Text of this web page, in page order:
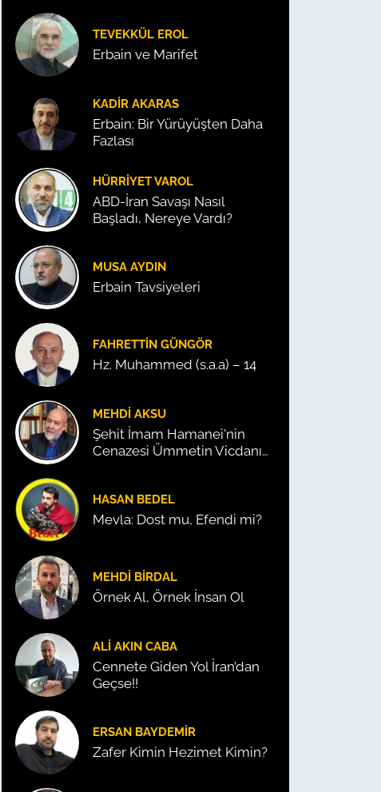
TEVEKKÜL EROL
Erbain ve Marifet
KADIR AKARAS
Erbain: Bir Yürüyüşten Daha
Fazlası
HÜRRIYET VAROL
ABD-İran Savaşı Nasıl
Başladı, Nereye Vardı?
MUSA AYDIN
Erbain Tavsiyeleri
FAHRETTIN GÜNGÖR
Hz. Muhammed (s.a.a) – 14
MEHDI AKSU
Şehit İmam Hamanei'nin
Cenazesi Ümmetin Vicdanını
HASAN BEDEL
Mevla: Dost mu, Efendi mi?
MEHDI BIRDAL
Örnek Al, Örnek İnsan Ol
ALI AKIN CABA
Cennete Giden Yol İran’dan
Geçse!!
ERSAN BAYDEMIR
Zafer Kimin Hezimet Kimin?